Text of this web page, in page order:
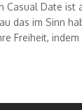
Date ist
das im Sinn
Freiheit,